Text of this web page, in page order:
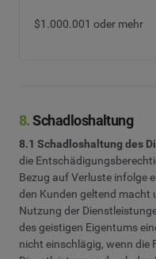
$1.000.001 oder mehr
8.Schadloshaltung
8.1 Schadloshaltung des
die
Bezug auf Verluste infolge
den Kunden geltend macht
Nutzung der
des geistigen Eigentums
nicht einschlägig, wenn die